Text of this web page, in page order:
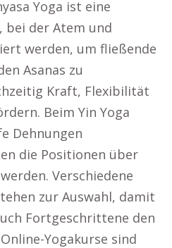
Yoga ist eine
bei der Atem und
werden, um fließende
Asanas zu
Kraft, Flexibilität
Beim Yin Yoga
Dehnungen
die Positionen über
Verschiedene
zur Auswahl, damit
Fortgeschrittene den
Yogakurse sind